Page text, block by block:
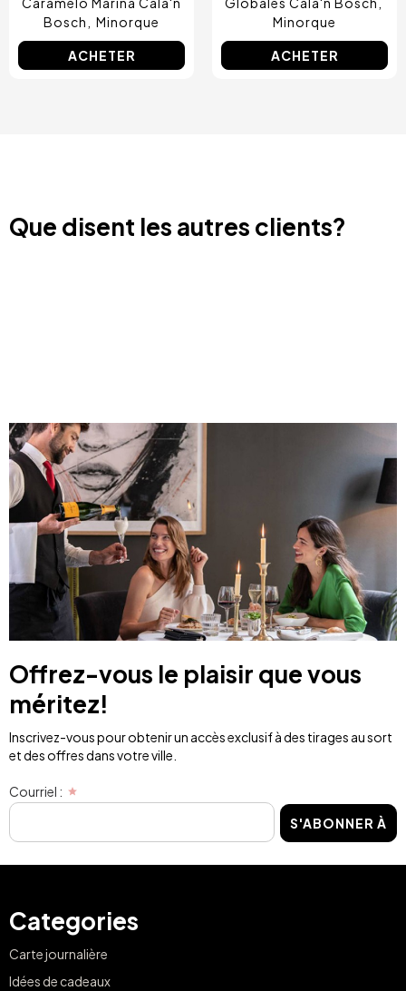
Bosch
Minorque
ACHETER
Minorque
ACHETER
Que disent les autres clients?
Offrez-vous le plaisir que vous
méritez!
Inscrivez-vous pour obtenir un accès exclusif à des tirages au sort
et des offres dans votre ville.
Courriel :
S'ABONNER À
Categories
Carte journalière
Idées de cadeaux